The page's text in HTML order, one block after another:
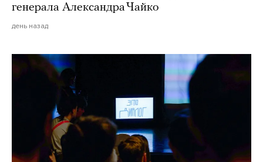
генерала Александра Чайко
день назад